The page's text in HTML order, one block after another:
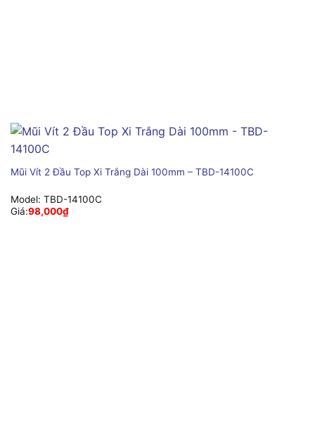
Mũi Vít 2 Đầu Top Xi Trắng Dài 100mm – TBD-14100C
Model: TBD-14100C
Giá:98,000₫